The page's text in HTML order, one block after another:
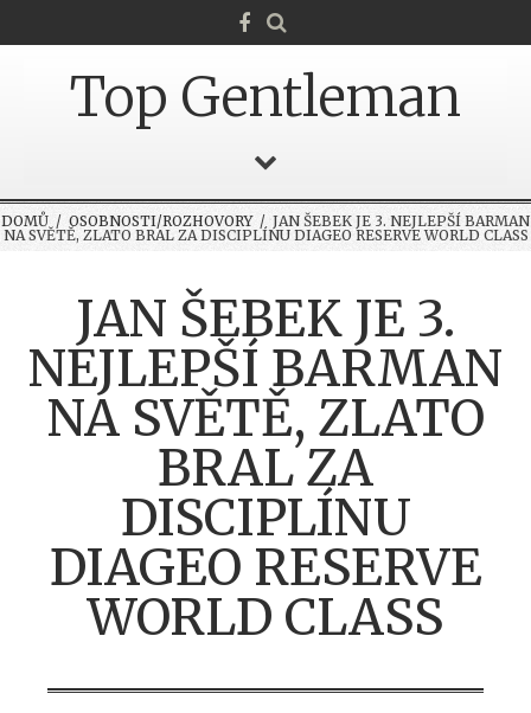
Top Gentleman
DOMŮ / OSOBNOSTI/ROZHOVORY/ JAN ŠEBEK JE 3. NEJLEPŠÍ BARMAN
NA SVĚTĚ, ZLATO BRAL ZA DISCIPLÍNU DIAGEO RESERVE WORLD CLASS
JAN ŠEBEK JE 3.
NEJLEPŠÍ BARMAN
NA SVĚTĚ, ZLATO
BRAL ZA
DISCIPLÍNU
DIAGEO RESERVE
WORLD CLASS